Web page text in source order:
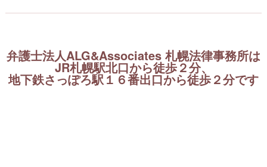
弁護士法人ALG&Associates 札幌法律事務所は
JR札幌駅北口から徒歩２分、
地下鉄さっぽろ駅１６番出口から徒歩２分です